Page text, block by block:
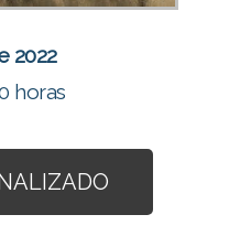
2022
horas